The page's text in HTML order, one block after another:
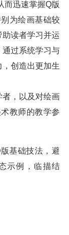
而迅速掌握Q版
为绘画基础较
助读者学习并运
通过系统学习与
创造出更加生
，以及对绘画
教师的教学参
基础技法，避
示例，临描结